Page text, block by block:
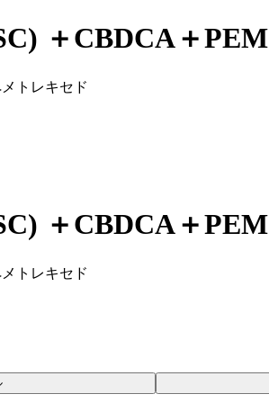
＋CBDCA＋PEM
トレキセド
＋CBDCA＋PEM
トレキセド